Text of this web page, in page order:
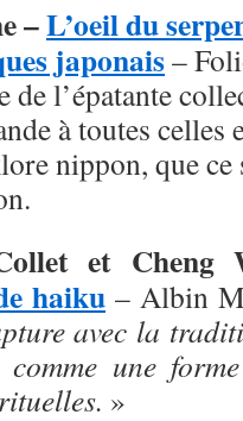
–L’oeil du
japonais–
de l’épatante
à toutes celles
nippon, que
et
haiku – Albin
avec la
une
»